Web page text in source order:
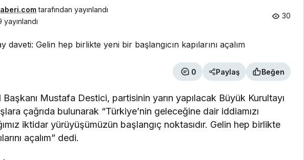
tarafından yayınlandı
yayınlandı
30
0 Paylaş Beğen
Başkanı Mustafa Destici, partisinin yarın yapılacak Büyük Kurultayı
çağrıda bulunarak “Türkiye’nin geleceğine dair iddiamızı
iktidar yürüyüşümüzün başlangıç noktasıdır. Gelin hep birlikte
açalım” dedi.